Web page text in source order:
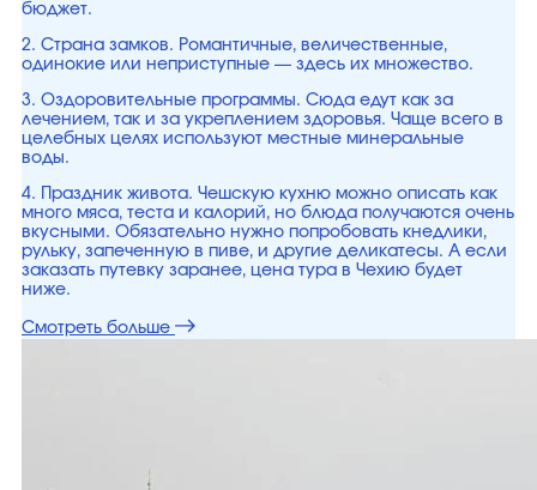
бюджет.
2. Страна замков. Романтичные, величественные,
одинокие или неприступные — здесь их множество.
3. Оздоровительные программы. Сюда едут как за
лечением, так и за укреплением здоровья. Чаще всего в
целебных целях используют местные минеральные
воды.
4. Праздник живота. Чешскую кухню можно описать как
много мяса, теста и калорий, но блюда получаются очень
вкусными. Обязательно нужно попробовать кнедлики,
рульку, запеченную в пиве, и другие деликатесы. А если
заказать путевку заранее, цена тура в Чехию будет
ниже.
Смотреть больше